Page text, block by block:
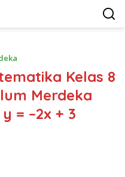
Kelas 8
Merdeka
= –2x + 3